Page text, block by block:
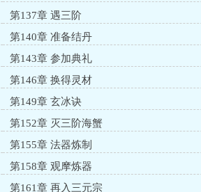
第137章 遇三阶
第140章 准备结丹
第143章 参加典礼
第146章 换得灵材
第149章 玄冰诀
第152章 灭三阶海蟹
第155章 法器炼制
第158章 观摩炼器
第161章 再入三元宗